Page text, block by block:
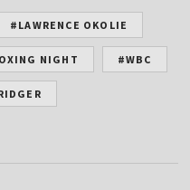
#LAWRENCE OKOLIE
NIGHT #WBC